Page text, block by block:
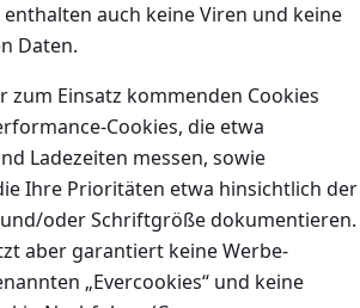
enthalten auch keine Viren und keine
Daten.
zum Einsatz kommenden Cookies
Cookies, die etwa
Ladezeiten messen, sowie
Ihre Prioritäten etwa hinsichtlich der
oder Schriftgröße dokumentieren.
aber garantiert keine Werbe-
„Evercookies“ und keine